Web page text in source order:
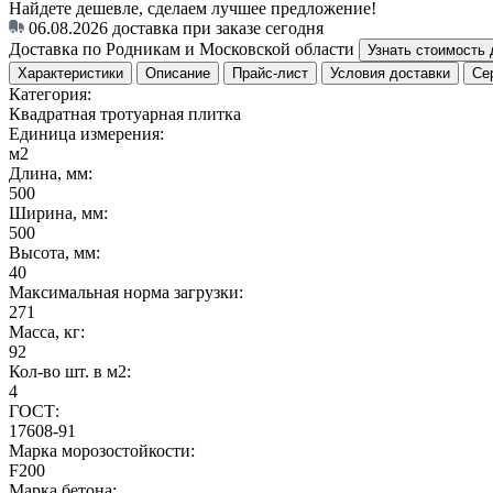
Найдете дешевле, сделаем лучшее предложение!
06.08.2026 доставка при заказе сегодня
Доставка по Родникам и Московской области
Узнать стоимость
Характеристики
Описание Прайс-лист Условия доставки
Категория:
Квадратная тротуарная плитка
Единица измерения:
м2
Длина, мм:
500
Ширина, мм:
500
Высота, мм:
40
Максимальная норма загрузки:
271
Масса, кг:
92
Кол-во шт. в м2:
4
ГОСТ:
17608-91
Марка морозостойкости:
F200